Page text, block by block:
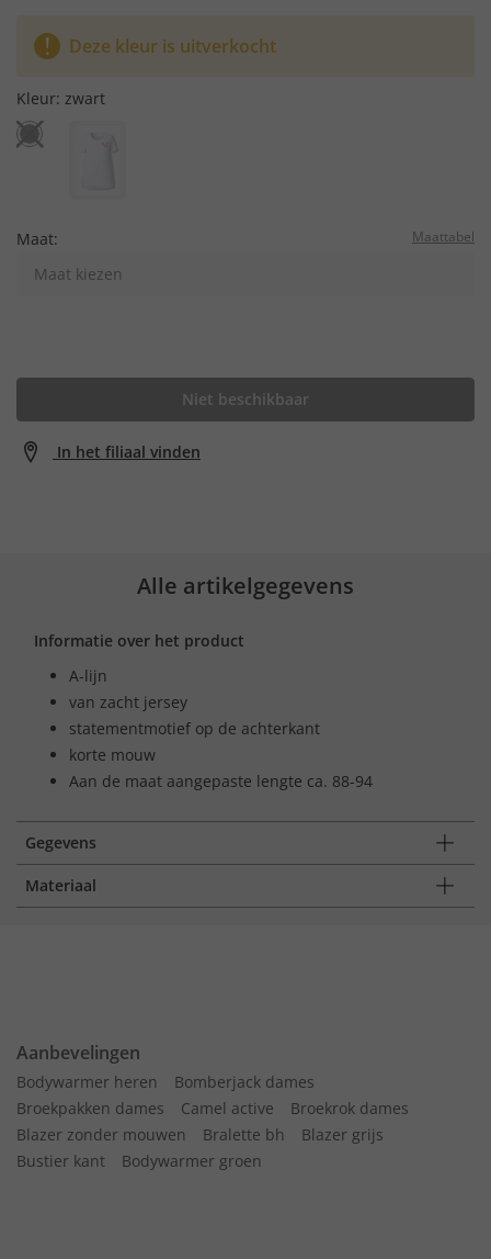
Deze kleur is uitverkocht
Kleur: zwart
Maat: Maattabel
Maat kiezen
Niet beschikbaar
In het filiaal vinden
Alle artikelgegevens
Informatie over het product
A-lijn
van zacht jersey
statementmotief op de achterkant
korte mouw
Aan de maat aangepaste lengte ca. 88-94
Gegevens
Materiaal
Aanbevelingen
Bodywarmer heren
Bomberjack dames
Broekpakken dames
Camel active
Broekrok dames
Blazer zonder mouwen
Bralette bh
Blazer grijs
Bustier kant
Bodywarmer groen